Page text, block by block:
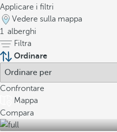
Applicare i filtri
Vedere sulla mappa
1 alberghi
Filtra
Ordinare
Confrontare
Mappa
Compara